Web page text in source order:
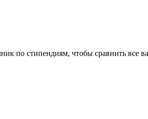
по стипендиям, чтобы сравнить все